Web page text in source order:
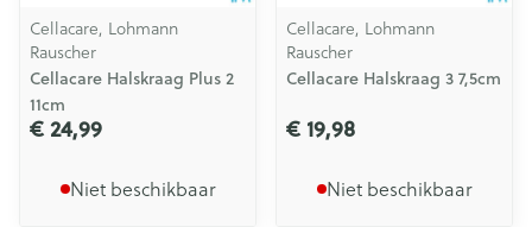
Cellacare, Lohmann
Rauscher
Cellacare Halskraag Plus 2
11cm
€ 24,99
Niet beschikbaar
Cellacare, Lohmann
Rauscher
Cellacare Halskraag 3 7,5cm
€ 19,98
Niet beschikbaar